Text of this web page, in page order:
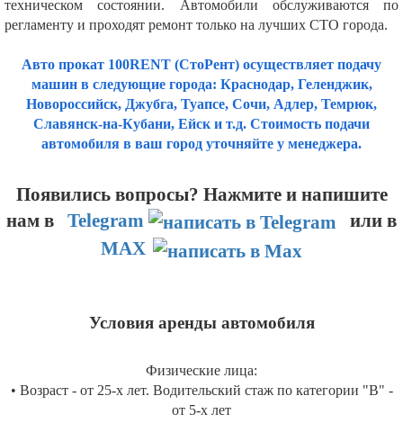
техническом состоянии. Автомобили обслуживаются по
регламенту и проходят ремонт только на лучших СТО города.
Авто прокат 100RENT (СтоРент) осуществляет подачу
машин в следующие города: Краснодар, Геленджик,
Новороссийск, Джубга, Туапсе, Сочи, Адлер, Темрюк,
Славянск-на-Кубани, Ейск и т.д. Стоимость подачи
автомобиля в ваш город уточняйте у менеджера.
Появились вопросы? Нажмите и напишите
нам в Telegram
или в
MAX
Условия аренды автомобиля
Физические лица:
• Возраст - от 25-х лет. Водительский стаж по категории "B" -
от 5-х лет